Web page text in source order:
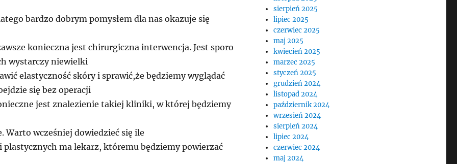
bardzo dobrym pomysłem dla nas okazuje się
konieczna jest chirurgiczna interwencja. Jest sporo
wystarczy niewielki
elastyczność skóry i sprawić,że będziemy wyglądać
się bez operacji
jest znalezienie takiej kliniki, w której będziemy
Warto wcześniej dowiedzieć się ile
plastycznych ma lekarz, któremu będziemy powierzać
sierpień 2025
lipiec 2025
czerwiec 2025
maj 2025
kwiecień 2025
marzec 2025
styczeń 2025
grudzień 2024
listopad 2024
październik 2024
wrzesień 2024
sierpień 2024
lipiec 2024
czerwiec 2024
maj 2024